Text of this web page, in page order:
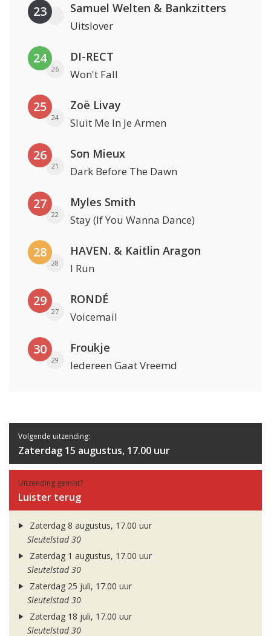
23 Samuel Welten & Bankzitters
Uitslover
24
26
DI-RECT
Won't Fall
25
24
Zoë Livay
Sluit Me In Je Armen
26
21
Son Mieux
Dark Before The Dawn
27
22
Myles Smith
Stay (If You Wanna Dance)
28
28
HAVEN. & Kaitlin Aragon
I Run
29
27
RONDÉ
Voicemail
30
29
Froukje
Iedereen Gaat Vreemd
Volgende uitzending:
Zaterdag 15 augustus, 17.00 uur
Uitzending gemist?
Luister terug
Zaterdag 8 augustus, 17.00 uur
Sleutelstad 30
Zaterdag 1 augustus, 17.00 uur
Sleutelstad 30
Zaterdag 25 juli, 17.00 uur
Sleutelstad 30
Zaterdag 18 juli, 17.00 uur
Sleutelstad 30